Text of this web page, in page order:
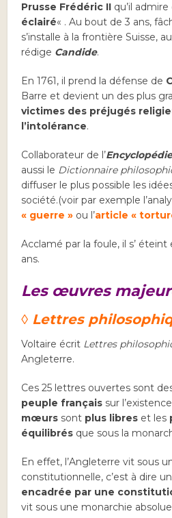
Prusse Frédéric II qu’il
éclairé« . Au bout de 3 ans,
s’installe à la frontière Suisse,
rédige Candide.
En 1761, il prend la défense de
Barre et devient un des plus
victimes des préjugés
l’intolérance.
Collaborateur de l’Encyc
aussi le Dictionnaire
diffuser le plus possible les
société.(voir par exemple
« guerre » ou l’article «
Acclamé par la foule, il s’ éteint
ans.
Les œuvres
◊ Lettres
Voltaire écrit Lettres
Angleterre.
Ces 25 lettres ouvertes sont
peuple français sur
mœurs sont plus libres et les
équilibrés que sous la
En effet, l’Angleterre vit sous
constitutionnelle, c’est à dire
encadrée par une
vit sous une monarchie